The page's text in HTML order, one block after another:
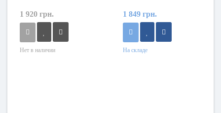
1 920 грн.
Нет в наличии
1 849 грн.
На складе